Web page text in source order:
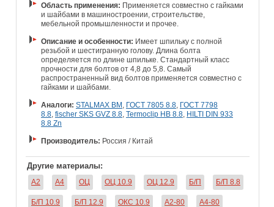
Область применения: Применяется совместно с гайками
и шайбами в машиностроении, строительстве,
мебельной промышленности и прочее.
Описание и особенности: Имеет шпильку с полной
резьбой и шестигранную голову. Длина болта
определяется по длине шпильке. Стандартный класс
прочности для болтов от 4,8 до 5,8. Самый
распространенный вид болтов применяется совместно с
гайками и шайбами.
Аналоги: STALMAX BM ГОСТ 7805 8.8 ГОСТ 7798
8.8 fischer SKS GVZ 8.8 Termoclip HB 8.8 HILTI DIN 933
8.8 Zn
Производитель: Россия / Китай
Другие материалы:
A2 A4 ОЦ ОЦ 10.9 ОЦ 12.9 Б/П Б/П 8.8
Б/П 10.9 Б/П 12.9 ОКС 10.9 A2-80 A4-80